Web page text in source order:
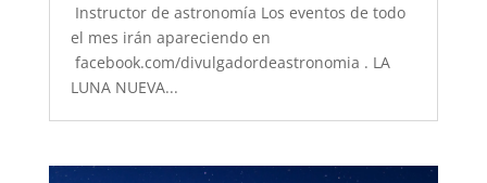
Instructor de astronomía Los eventos de todo
el mes irán apareciendo en
facebook.com/divulgadordeastronomia . LA
LUNA NUEVA...